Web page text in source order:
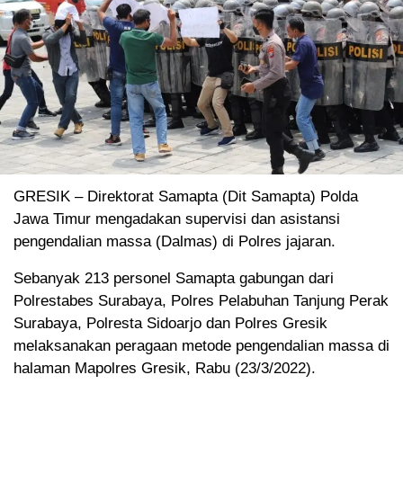
GRESIK – Direktorat Samapta (Dit Samapta) Polda
Jawa Timur mengadakan supervisi dan asistansi
pengendalian massa (Dalmas) di Polres jajaran.
Sebanyak 213 personel Samapta gabungan dari
Polrestabes Surabaya, Polres Pelabuhan Tanjung Perak
Surabaya, Polresta Sidoarjo dan Polres Gresik
melaksanakan peragaan metode pengendalian massa di
halaman Mapolres Gresik, Rabu (23/3/2022).